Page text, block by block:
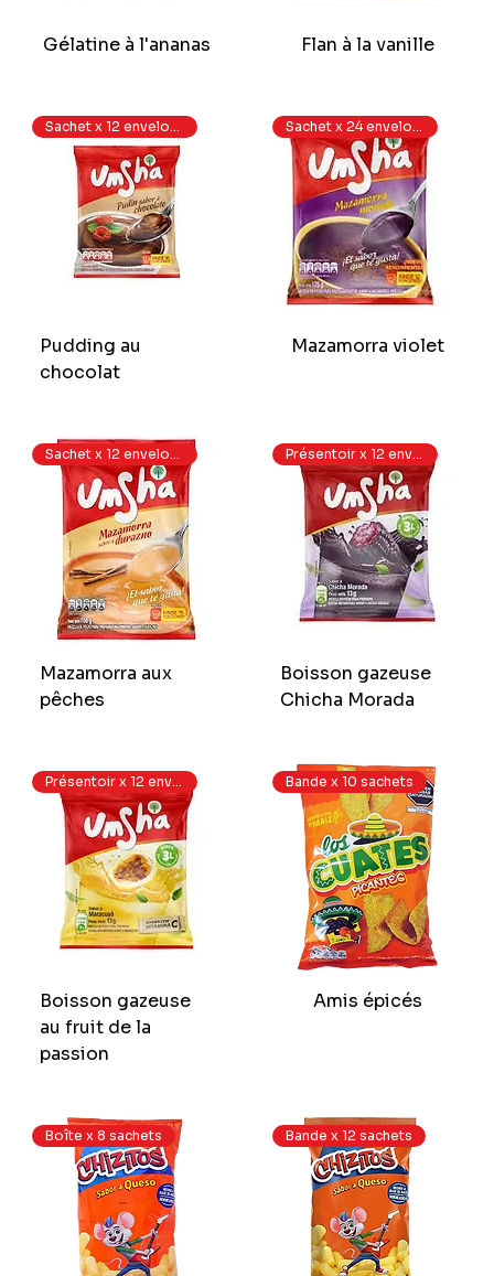
Gélatine à l'ananas Flan à la vanille
Sachet x 12 enveloppes
Pudding au
chocolat
Sachet x 24 enveloppes
Mazamorra violet
Sachet x 12 enveloppes
Mazamorra aux
pêches
Présentoir x 12 enveloppes
Boisson gazeuse
Chicha Morada
Présentoir x 12 enveloppes
Boisson gazeuse
au fruit de la
passion
Bande x 10 sachets
Amis épicés
Boîte x 8 sachets Bande x 12 sachets